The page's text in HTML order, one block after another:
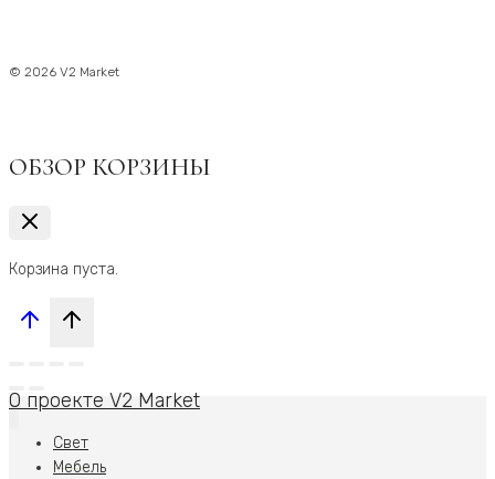
© 2026 V2 Market
ОБЗОР КОРЗИНЫ
Корзина пуста.
О проекте V2 Market
Свет
Мебель